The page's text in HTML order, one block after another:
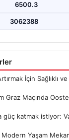
6500.3
3062388
İçin Sağlıklı
Graz Maçında
güç katmak istiyor:
Yaşam